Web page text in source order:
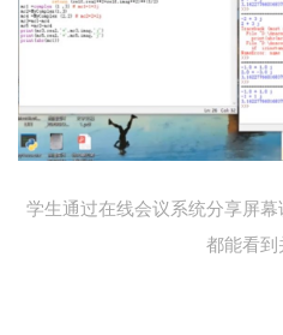
学生通过在线会议系统分享屏
都能看到